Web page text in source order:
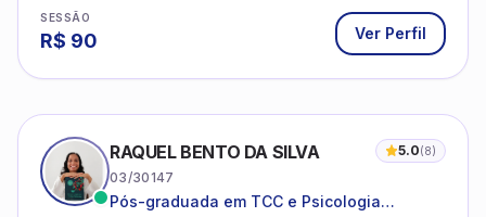
SESSÃO
R$ 90 Ver Perfil
RAQUEL BENTO DA SILVA 5.0(8)
03/30147
Pós-graduada em TCC e Psicologia